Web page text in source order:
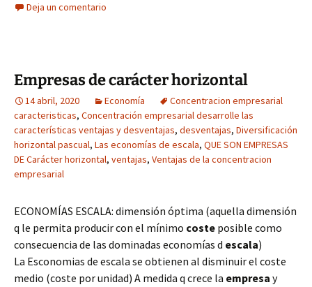
Deja un comentario
Empresas de carácter horizontal
14 abril, 2020 Economía
Concentracion empresarial
caracteristicas, Concentración empresarial desarrolle las
características ventajas y desventajas, desventajas, Diversificación
horizontal pascual, Las economías de escala, QUE SON EMPRESAS
DE Carácter horizontal, ventajas, Ventajas de la concentracion
empresarial
ECONOMÍAS ESCALA: dimensión óptima (aquella dimensión
q le permita producir con el mínimo coste posible como
consecuencia de las dominadas economías d escala)
La Esconomias de escala se obtienen al disminuir el coste
medio (coste por unidad) A medida q crece la empresa y